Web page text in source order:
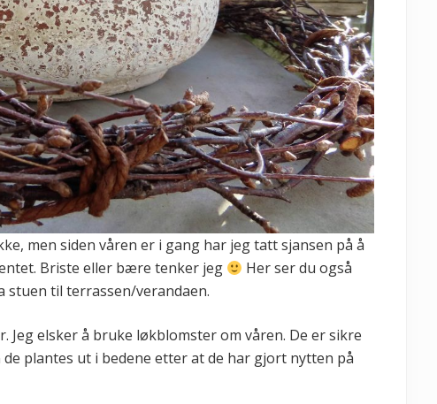
men siden våren er i gang har jeg tatt sjansen på å
Briste eller bære tenker jeg
Her ser du også
stuen til terrassen/verandaen.
Jeg elsker å bruke løkblomster om våren. De er sikre
plantes ut i bedene etter at de har gjort nytten på